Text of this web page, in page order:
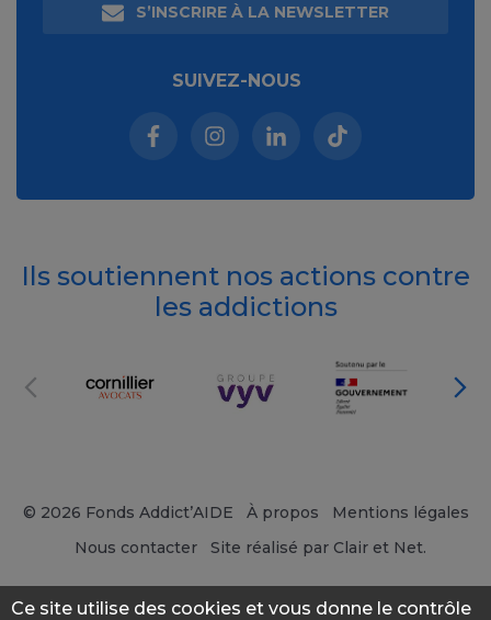
S’INSCRIRE À LA NEWSLETTER
SUIVEZ-NOUS
Facebook (nouvelle fenêtre)
Instagram (nouvelle fenêtre)
Linkedin (nouvelle
Tiktok (nouvelle
Ils soutiennent nos actions contre
les addictions
© 2026 Fonds Addict’AIDE À propos
Mentions légales
Nous contacter
Site réalisé par Clair et Net.
Ce site utilise des cookies et vous donne le contrôle